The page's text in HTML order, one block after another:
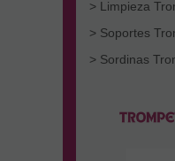
> Limpieza
> Soportes
> Sordinas